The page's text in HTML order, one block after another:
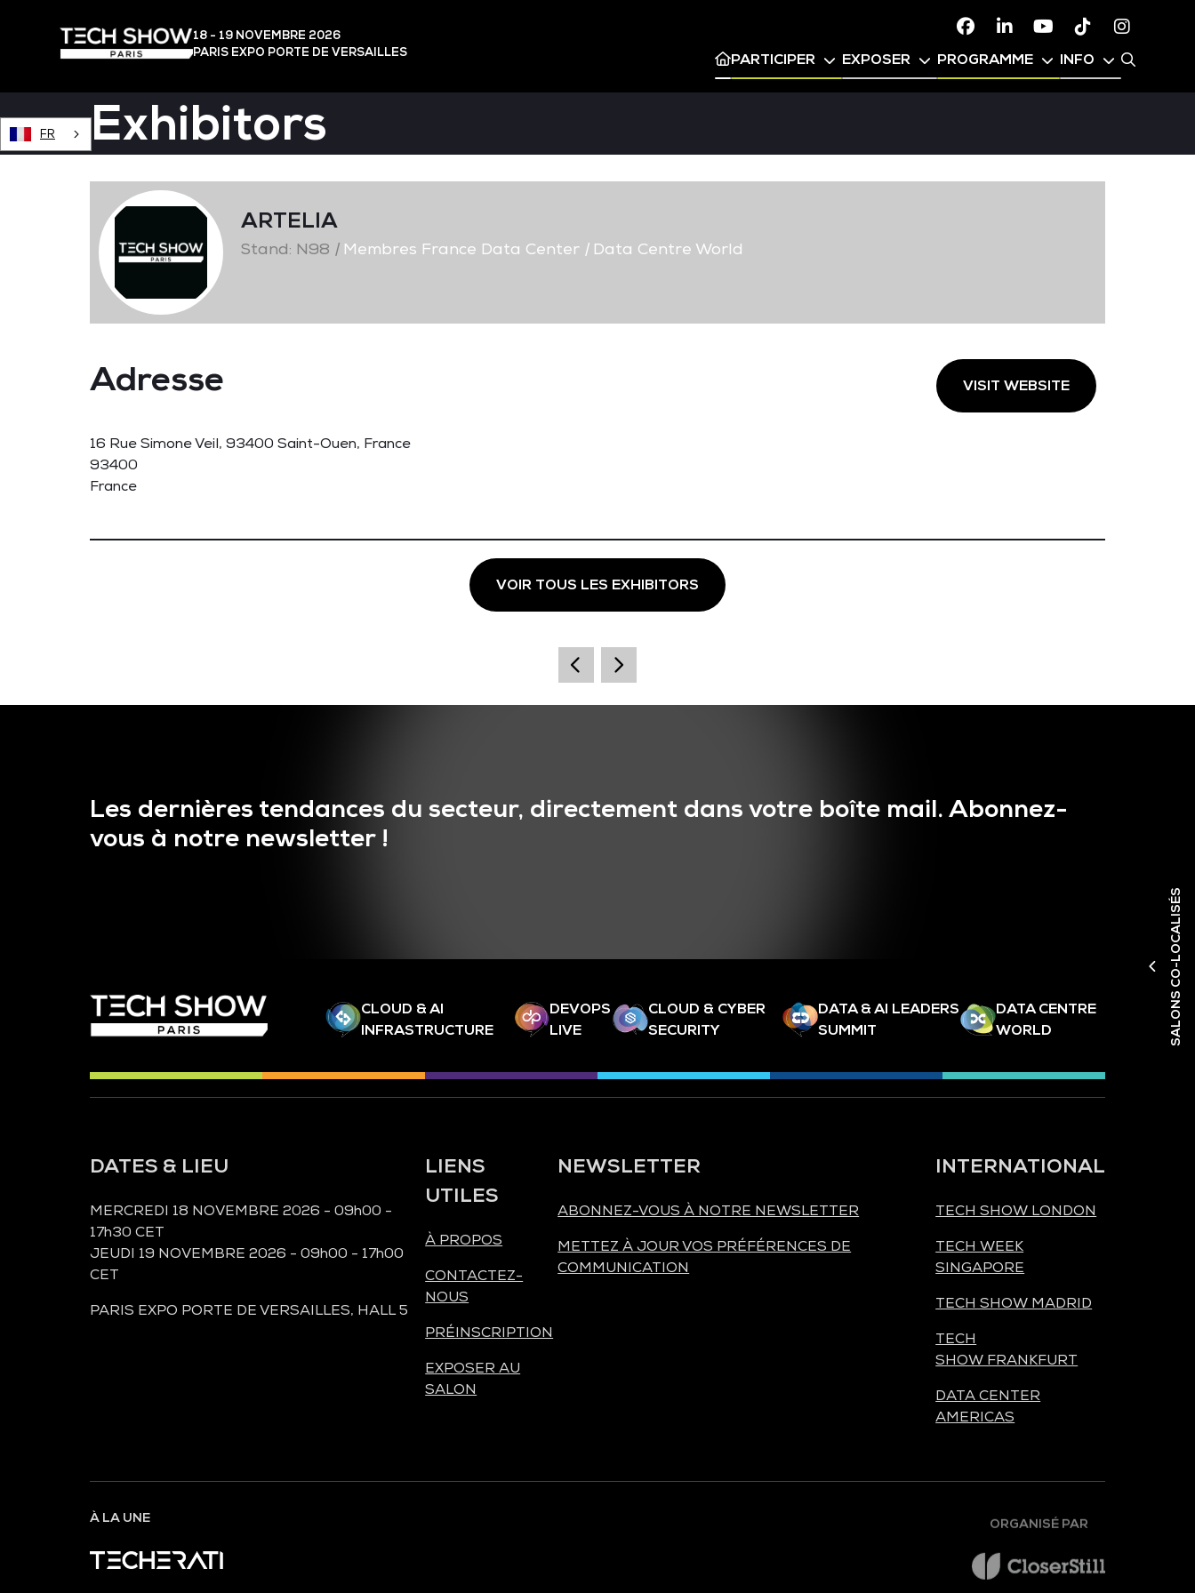
18 - 19 NOVEMBRE 2026
PARIS EXPO PORTE DE VERSAILLES
FacebookLinkedinYoutubeTikTok
PARTICIPER EXPOSER PROGRAMME INFO
FR
SALONS CO-LOCALISÉS
Exhibitors
ARTELIA
Stand: N98 |Membres France Data Center |Data Centre World
Adresse
16 Rue Simone Veil, 93400 Saint-Ouen, France
93400
France
VISIT WEBSITE
VOIR TOUS LES EXHIBITORS
Les dernières tendances du secteur, directement dans votre boîte mail. Abonnez-
vous à notre newsletter !
CLOUD & AI
INFRASTRUCTURE
DEVOPS
LIVE
CLOUD & CYBER
SECURITY
DATA & AI LEADERS
SUMMIT
DATA CENTRE
WORLD
DATES & LIEU
MERCREDI 18 NOVEMBRE 2026 - 09h00 -
17h30 CET
JEUDI 19 NOVEMBRE 2026 - 09h00 - 17h00
CET
PARIS EXPO PORTE DE VERSAILLES, HALL 5
LIENS
UTILES
À PROPOS
CONTACTEZ-
NOUS
PRÉINSCRIPTION
EXPOSER AU
SALON
NEWSLETTER
ABONNEZ-VOUS À NOTRE NEWSLETTER
METTEZ À JOUR VOS PRÉFÉRENCES DE
COMMUNICATION
INTERNATIONAL
TECH SHOW LONDON
TECH WEEK
SINGAPORE
TECH SHOW MADRID
TECH
SHOW FRANKFURT
DATA CENTER
AMERICAS
À LA UNE ORGANISÉ PAR